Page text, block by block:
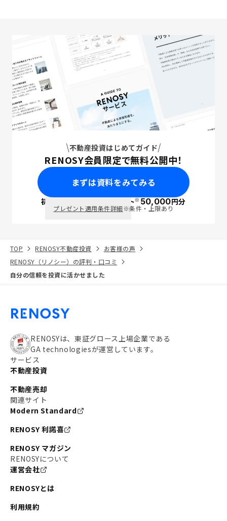
不動産投資はじめてガイド
RENOSY会員限定で無料公開中！
まずは資料をみてみる
初回面談で ポイント※50,000円分
プレゼント適用条件詳細※条件・上限あり
TOP RENOSY不動産投資
お客様の声
RENOSY（リノシー）の評判・口コミ
自分の信頼を投資に活かせました
RENOSYは、東証グロース上場企業である
GA technologiesが運営しています。
サービス
不動産投資
不動産売却
関連サイト
Modern Standard
RENOSY 利諾喜
RENOSY マガジン
RENOSYについて
運営会社
RENOSYとは
利用規約